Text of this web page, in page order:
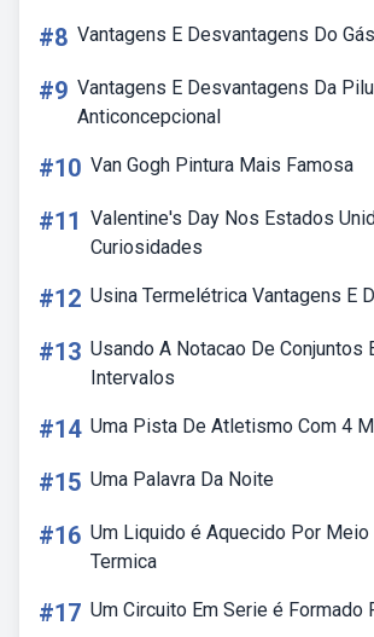
#8 Vantagens E Desvantagens Do
#9 Vantagens E Desvantagens Da
Anticoncepcional
#10 Van Gogh Pintura Mais Famosa
#11 Valentine's Day Nos Estados
Curiosidades
#12 Usina Termelétrica Vantagens E
#13 Usando A Notacao De Conjuntos
Intervalos
#14 Uma Pista De Atletismo Com 4
#15 Uma Palavra Da Noite
#16 Um Liquido é Aquecido Por Meio
Termica
#17 Um Circuito Em Serie é Formado